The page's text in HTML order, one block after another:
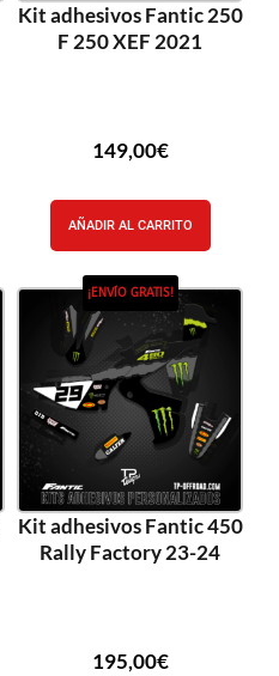
Kit adhesivos Fantic 250
F 250 XEF 2021
149,00€
AÑADIR AL CARRITO
¡ENVÍO GRATIS!
Kit adhesivos Fantic 450
Rally Factory 23-24
195,00€